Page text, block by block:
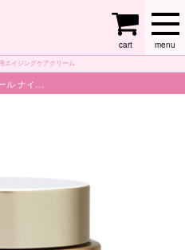
menu
cart
エイジングケアクリーム